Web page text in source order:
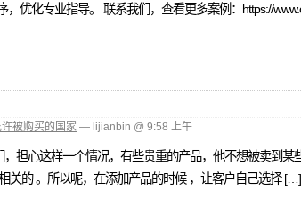
优化专业指导。 联系我们，查看更多案例：https://
被购买的国家 — lijianbin @ 9:58 上午
担心这样一个情况，有些贵重的产品，他不想被卖到
关的 。所以呢，在添加产品的时候 ，让客户自己选择 […]